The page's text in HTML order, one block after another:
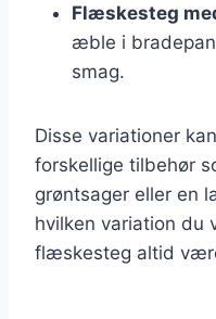
Flæskesteg
æble i
smag.
Disse variationer
forskellige tilbehør
grøntsager eller en
hvilken variation du
flæskesteg altid